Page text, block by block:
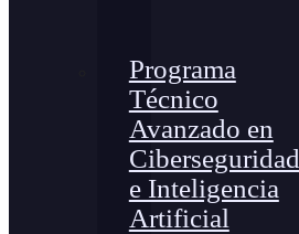
Programa
Técnico
Avanzado en
Ciberseguridad
e Inteligencia
Artificial